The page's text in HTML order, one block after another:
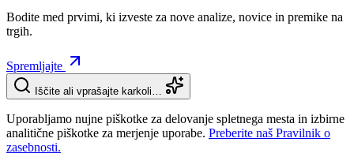
Bodite med prvimi, ki izveste za nove analize, novice in premike na
trgih.
Spremljajte
Iščite ali vprašajte karkoli…
Uporabljamo nujne piškotke za delovanje spletnega mesta in izbirne
analitične piškotke za merjenje uporabe. Preberite naš Pravilnik o
zasebnosti.